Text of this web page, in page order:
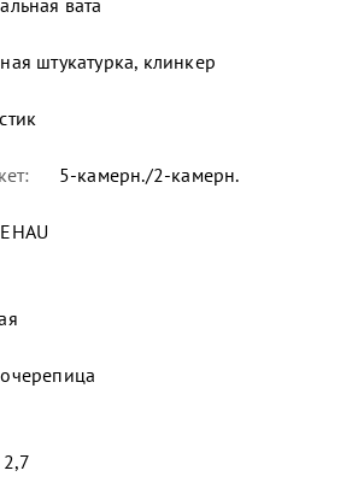
штукатурка, клинкер
5-камерн./2-камерн.
2,7